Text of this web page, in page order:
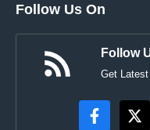
Follow Us On
Follow
Get